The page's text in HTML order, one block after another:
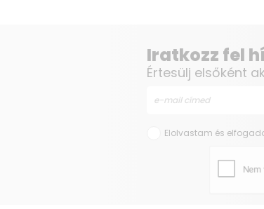
Iratkozz fel
Értesülj elsőként
Elolvastam és